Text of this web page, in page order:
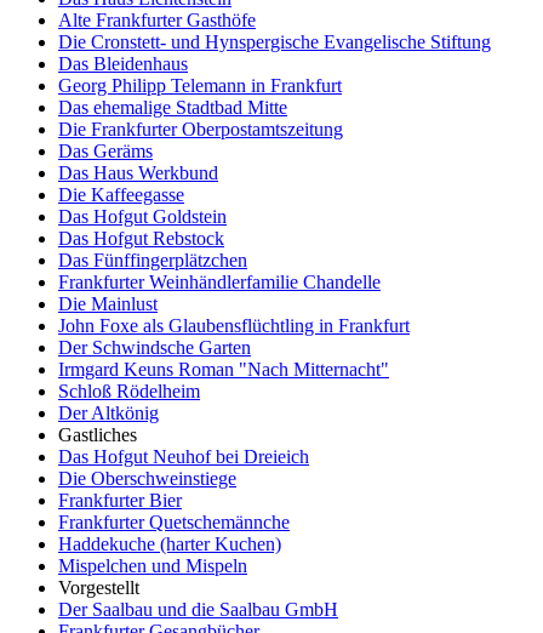
Alte Frankfurter Gasthöfe
Die Cronstett- und Hynspergische Evangelische Stiftung
Das Bleidenhaus
Georg Philipp Telemann in Frankfurt
Das ehemalige Stadtbad Mitte
Die Frankfurter Oberpostamtszeitung
Das Geräms
Das Haus Werkbund
Die Kaffeegasse
Das Hofgut Goldstein
Das Hofgut Rebstock
Das Fünffingerplätzchen
Frankfurter Weinhändlerfamilie Chandelle
Die Mainlust
John Foxe als Glaubensflüchtling in Frankfurt
Der Schwindsche Garten
Irmgard Keuns Roman "Nach Mitternacht"
Schloß Rödelheim
Der Altkönig
Gastliches
Das Hofgut Neuhof bei Dreieich
Die Oberschweinstiege
Frankfurter Bier
Frankfurter Quetschemännche
Haddekuche (harter Kuchen)
Mispelchen und Mispeln
Vorgestellt
Der Saalbau und die Saalbau GmbH